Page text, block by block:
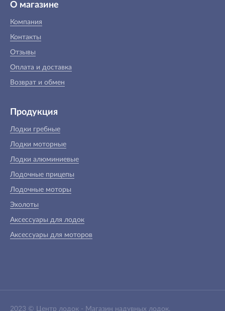
О магазине
Компания
Контакты
Отзывы
Оплата и доставка
Возврат и обмен
Продукция
Лодки гребные
Лодки моторные
Лодки алюминиевые
Лодочные прицепы
Лодочные моторы
Эхолоты
Аксессуары для лодок
Аксессуары для моторов
2023 © Центр лодок - Магазин надувных лодок,